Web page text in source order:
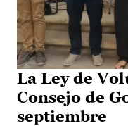
La Ley de
Consejo de
septiembre